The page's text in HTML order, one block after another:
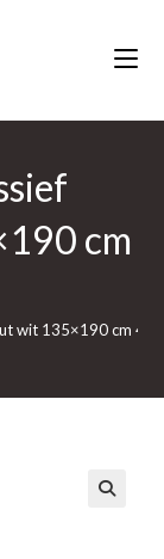
cm
wit 135×190 cm